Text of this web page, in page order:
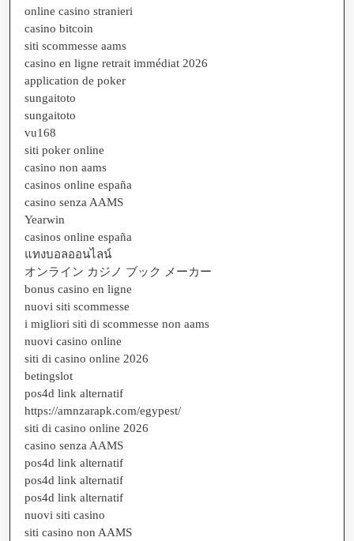
online casino stranieri
casino bitcoin
siti scommesse aams
casino en ligne retrait immédiat 2026
application de poker
sungaitoto
sungaitoto
vu168
siti poker online
casino non aams
casinos online españa
casino senza AAMS
Yearwin
casinos online españa
แทงบอลออนไลน์
オンライン カジノ ブック メーカー
bonus casino en ligne
nuovi siti scommesse
i migliori siti di scommesse non aams
nuovi casino online
siti di casino online 2026
betingslot
pos4d link alternatif
https://amnzarapk.com/egypest/
siti di casino online 2026
casino senza AAMS
pos4d link alternatif
pos4d link alternatif
pos4d link alternatif
nuovi siti casino
siti casino non AAMS